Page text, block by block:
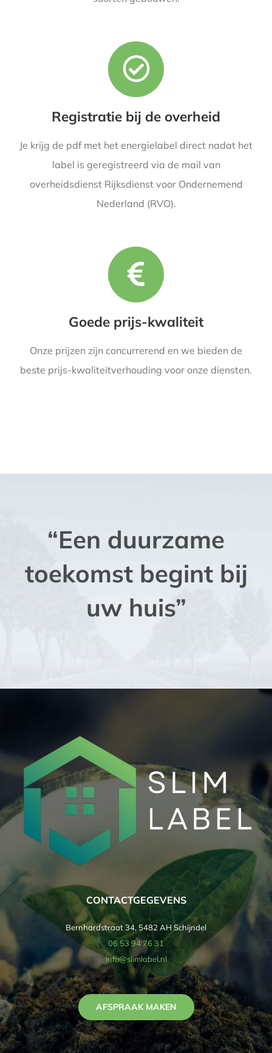
Registratie bij de overheid
Je krijg de pdf met het energielabel direct nadat het
label is geregistreerd via de mail van
overheidsdienst Rijksdienst voor Ondernemend
Nederland (RVO).
Goede prijs-kwaliteit
Onze prijzen zijn concurrerend en we bieden de
beste prijs-kwaliteitverhouding voor onze diensten.
“Een duurzame
toekomst begint bij
uw huis”
CONTACTGEGEVENS
Bernhardstraat 34, 5482 AH Schijndel
06 53 94 76 31
info@slimlabel.nl
AFSPRAAK MAKEN